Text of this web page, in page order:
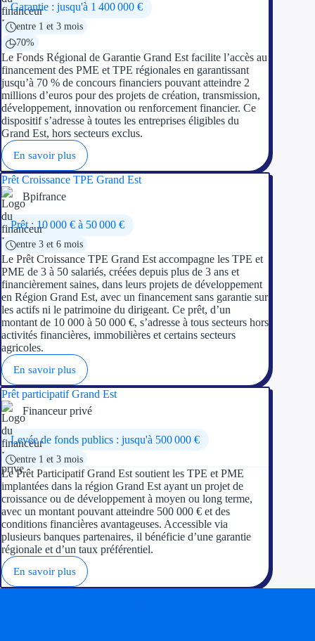
Garantie : jusqu'à 1 400 000 €
entre 1 et 3 mois
70%
Le Fonds Régional de Garantie Grand Est facilite l’accès au
financement des PME et TPE régionales en garantissant
jusqu’à 70 % de concours financiers pouvant atteindre 2
millions d’euros pour des projets de création, transmission,
développement, innovation ou renforcement financier. Ce
dispositif s’adresse à toutes les entreprises éligibles du
Grand Est, hors secteurs exclus.
En savoir plus
Prêt Croissance TPE Grand Est
Bpifrance
Prêt : 10 000 € à 50 000 €
entre 3 et 6 mois
Le Prêt Croissance TPE Grand Est accompagne les TPE et
PME de 3 à 50 salariés, créées depuis plus de 3 ans et
financièrement saines, dans leurs projets de développement
en Région Grand Est, avec un financement sans garantie sur
les actifs ni le patrimoine du dirigeant. Ce prêt, d’un
montant de 10 000 à 50 000 €, s’adresse à tous secteurs hors
activités financières, immobilières et certains secteurs
agricoles.
En savoir plus
Prêt participatif Grand Est
Financeur privé
Levée de fonds publics : jusqu'à 500 000 €
entre 1 et 3 mois
Le Prêt Participatif Grand Est soutient les TPE et PME
implantées dans la région Grand Est ayant un projet de
croissance ou de développement à moyen ou long terme,
avec un montant pouvant atteindre 500 000 € et des
conditions financières avantageuses. Accessible via
plusieurs banques partenaires, il bénéficie d’une garantie
régionale et d’un taux préférentiel.
En savoir plus